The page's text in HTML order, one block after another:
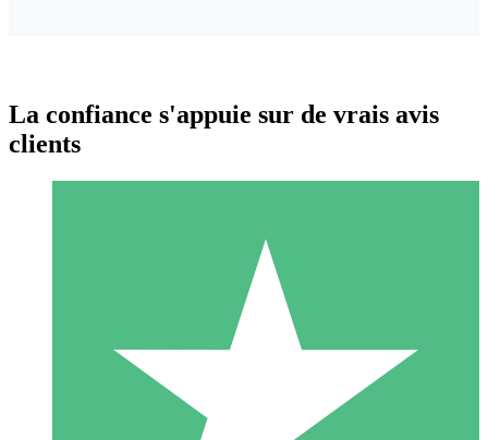
Packs de Crédits Individuels
Payez à l'utilisation avec des crédits de téléchargement. Sans
1 Téléchargement
La confiance s'appuie sur de vrais avis
clients